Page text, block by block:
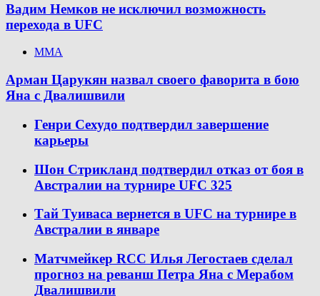
Вадим Немков не исключил возможность
перехода в UFC
ММА
Арман Царукян назвал своего фаворита в бою
Яна с Двалишвили
Генри Сехудо подтвердил завершение
карьеры
Шон Стрикланд подтвердил отказ от боя в
Австралии на турнире UFC 325
Тай Туиваса вернется в UFC на турнире в
Австралии в январе
Матчмейкер RCC Илья Легостаев сделал
прогноз на реванш Петра Яна с Мерабом
Двалишвили